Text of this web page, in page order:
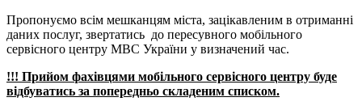
Пропонуємо всім мешканцям міста, зацікавленим в отриманні
даних послуг, звертатись до пересувного мобільного
сервісного центру МВС України у визначений час.
!!! Прийом фахівцями мобільного сервісного центру буде
відбуватись за попередньо складеним списком.